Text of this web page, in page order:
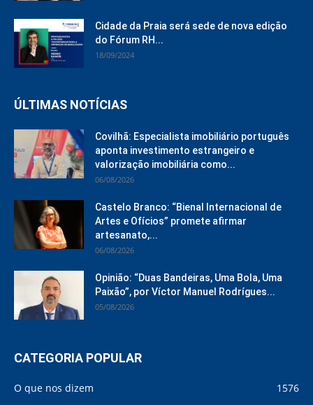
Cidade da Praia será sede de nova edição
do Fórum RH...
18/09/2024
ÚLTIMAS NOTÍCIAS
Covilhã: Especialista imobiliário português
aponta investimento estrangeiro e
valorização imobiliária como...
06/08/2026
Castelo Branco: “Bienal Internacional de
Artes e Ofícios” promete afirmar
artesanato,...
06/08/2026
Opinião: “Duas Bandeiras, Uma Bola, Uma
Paixão”, por Víctor Manuel Rodrígues...
05/08/2026
CATEGORIA POPULAR
O que nos dizem
1576